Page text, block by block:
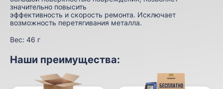
значительно повысить
эффективность и скорость ремонта. Исключает
возможность перетягивания металла.
Вес: 46 г
Наши преимущества: